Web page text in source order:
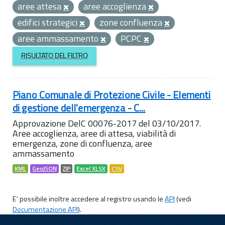
aree attesa
aree accoglienza
edifici strategici
zone confluenza
aree ammassamento
PCPC
RISULTATO DEL FILTRO
Piano Comunale di Protezione Civile - Elementi
di gestione dell'emergenza - C...
Approvazione DelC 00076-2017 del 03/10/2017.
Aree accoglienza, aree di attesa, viabilità di
emergenza, zone di confluenza, aree
ammassamento
KML GeoJSON ZIP Excel XLSX CSV
E' possibile inoltre accedere al registro usando leAPI(vedi
Documentazione API).